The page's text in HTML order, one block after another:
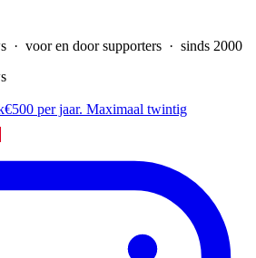
· voor en door supporters · sinds 2000
€500 per jaar. Maximaal twintig